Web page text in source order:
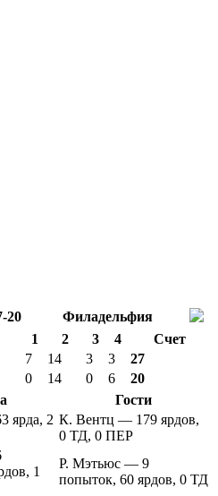
20
Филадельфия
1 2 3 4
Счет
7 14 3 3
27
0 14 0 6
20
Гости
ярда, 2 К. Вентц — 179 ярдов,
0 ТД, 0 ПЕР
1
Р. Мэтьюс — 9
попыток, 60 ярдов, 0 ТД